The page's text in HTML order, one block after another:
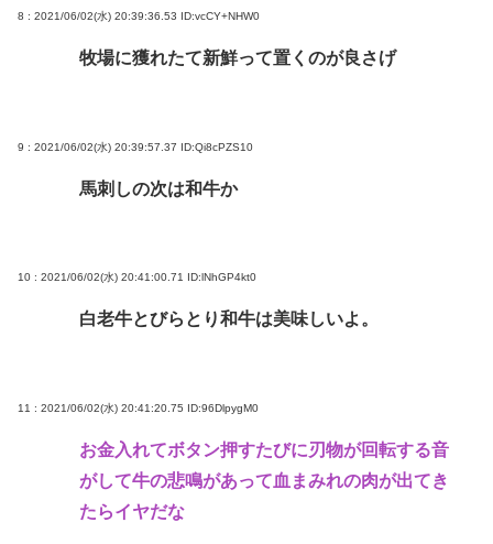
8 : 2021/06/02(水) 20:39:36.53 ID:vcCY+NHW0
牧場に獲れたて新鮮って置くのが良さげ
9 : 2021/06/02(水) 20:39:57.37 ID:Qi8cPZS10
馬刺しの次は和牛か
10 : 2021/06/02(水) 20:41:00.71 ID:lNhGP4kt0
白老牛とびらとり和牛は美味しいよ。
11 : 2021/06/02(水) 20:41:20.75 ID:96DlpygM0
お金入れてボタン押すたびに刃物が回転する音
がして牛の悲鳴があって血まみれの肉が出てき
たらイヤだな